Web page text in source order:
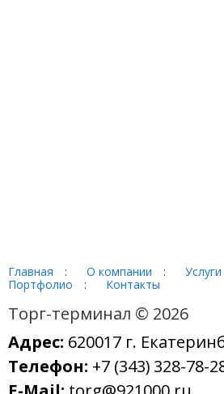
Портфолио
Контакты
Торг-терминал © 2026
Адрес: 620017 г.
Телефон: +7 (343) 328-78-
E-Mail: torg@921000.ru